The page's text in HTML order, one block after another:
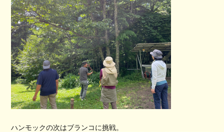
ハンモックの次はブランコに挑戦。